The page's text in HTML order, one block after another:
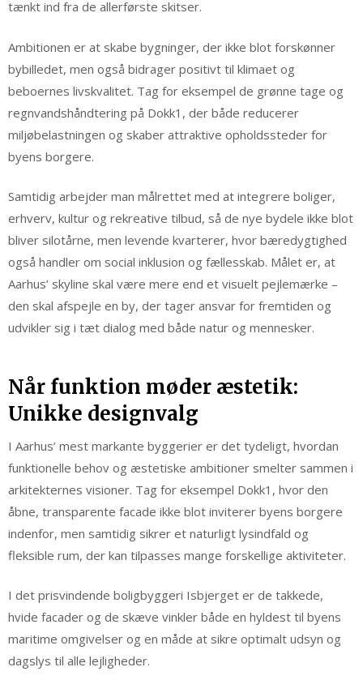
tænkt ind fra de allerførste skitser.
Ambitionen er at skabe bygninger, der ikke blot forskønner
bybilledet, men også bidrager positivt til klimaet og
beboernes livskvalitet. Tag for eksempel de grønne tage og
regnvandshåndtering på Dokk1, der både reducerer
miljøbelastningen og skaber attraktive opholdssteder for
byens borgere.
Samtidig arbejder man målrettet med at integrere boliger,
erhverv, kultur og rekreative tilbud, så de nye bydele ikke blot
bliver silotårne, men levende kvarterer, hvor bæredygtighed
også handler om social inklusion og fællesskab. Målet er, at
Aarhus’ skyline skal være mere end et visuelt pejlemærke –
den skal afspejle en by, der tager ansvar for fremtiden og
udvikler sig i tæt dialog med både natur og mennesker.
Når funktion møder æstetik:
Unikke designvalg
I Aarhus’ mest markante byggerier er det tydeligt, hvordan
funktionelle behov og æstetiske ambitioner smelter sammen i
arkitekternes visioner. Tag for eksempel Dokk1, hvor den
åbne, transparente facade ikke blot inviterer byens borgere
indenfor, men samtidig sikrer et naturligt lysindfald og
fleksible rum, der kan tilpasses mange forskellige aktiviteter.
I det prisvindende boligbyggeri Isbjerget er de takkede,
hvide facader og de skæve vinkler både en hyldest til byens
maritime omgivelser og en måde at sikre optimalt udsyn og
dagslys til alle lejligheder.